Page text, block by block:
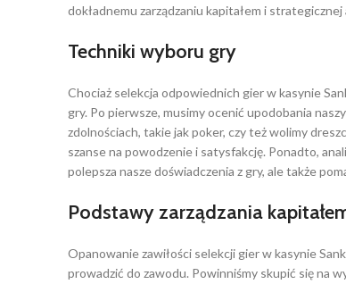
dokładnemu zarządzaniu kapitałem i
Techniki wyboru gry
Chociaż selekcja odpowiednich gier w kasynie
gry. Po pierwsze, musimy ocenić upodobania
zdolnościach, takie jak poker, czy też wolimy
szanse na powodzenie i satysfakcję. Ponadto,
polepsza nasze doświadczenia z gry, ale także
Podstawy zarządzania
Opanowanie zawiłości selekcji gier w kasynie
prowadzić do zawodu. Powinniśmy skupić się na